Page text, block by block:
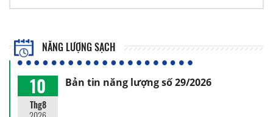
NĂNG LƯỢNG SẠCH
10
Thg8
Bản tin năng lượng số 29/2026